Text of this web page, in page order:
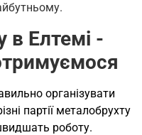
в Елтемі -
організувати
партії металобрухту
роботу.